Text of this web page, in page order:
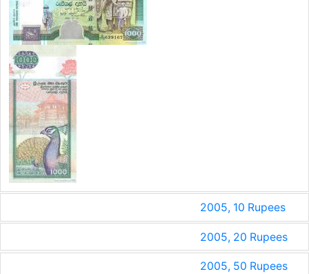
2005, 10 Rupees
2005, 20 Rupees
2005, 50 Rupees